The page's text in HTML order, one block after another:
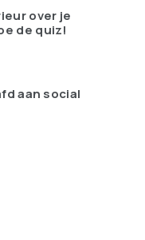
over je
de quiz!
aan social